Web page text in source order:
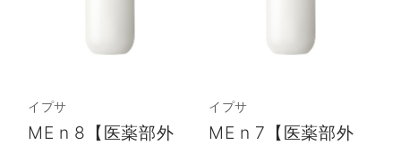
イプサ
ME n 8【医薬部外
イプサ
ME n 7【医薬部外